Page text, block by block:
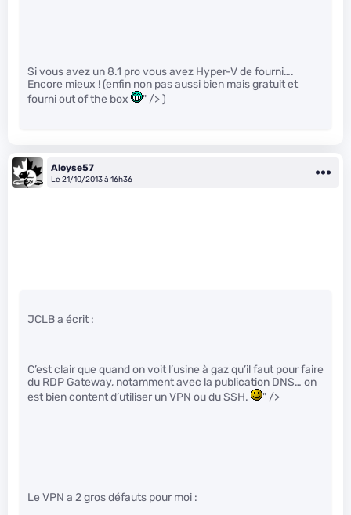
Si vous avez un 8.1 pro vous avez Hyper-V de fourni….
Encore mieux ! (enfin non pas aussi bien mais gratuit et
fourni out of the box
" /> )
Aloyse57
Le 21/10/2013 à 16h36
JCLB a écrit :
C’est clair que quand on voit l’usine à gaz qu’il faut pour faire
du RDP Gateway, notamment avec la publication DNS… on
est bien content d’utiliser un VPN ou du SSH.
" />
Le VPN a 2 gros défauts pour moi :